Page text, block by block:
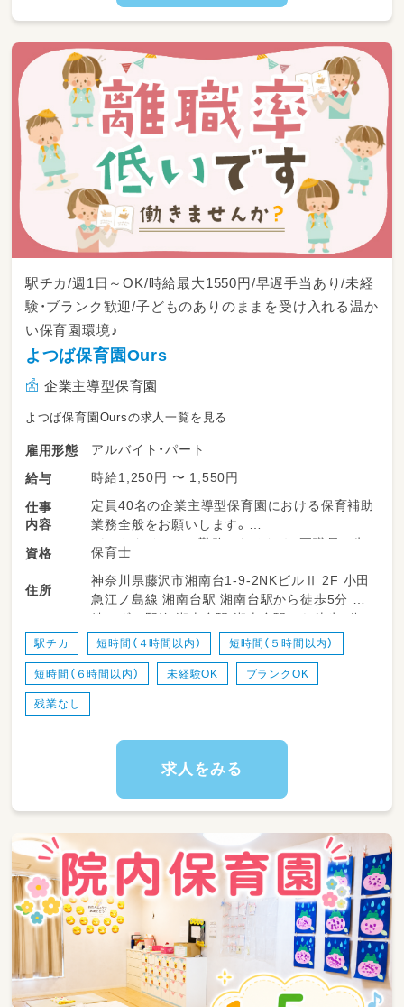
ます。
ッチボールなどボールあそびの他、ホットプレ
ートを
使用したおやつ作りを行い、みんなで輪になり
食べることも… 青空の元でピクニック気分を
味わいます。
＊児童の送迎
（範囲：藤沢市内／社用車：５〜７名乗りの普通
車）
＊レクリエーションの企画、運営
＊書類作成 等
＊入職後は先輩職員がついて、ＯＪＴにて指導
いたします。
駅チカ/週1日～OK/時給最大1550円/早遅手当あり/未経
験・ブランク歓迎/子どものありのままを受け入れる温か
い保育園環境♪
よつば保育園Ours
企業主導型保育園
よつば保育園Oursの求人一覧を見る
雇用形態
アルバイト・パート
給与
時給1,250円 〜 1,550円
仕事
内容
定員40名の企業主導型保育園における保育補助
業務全般をお願いします。
パートタイムでの勤務となるため、正職員の先
生と協力しながら、できる範囲から少しずつお
仕事をお任せしていきます♪
れ、お見送り
・室内での自由遊びや戸外活動、お散歩時の安
心・安全な見守り
・トイレのサポートやオムツ替え、お着替えの際
のお手伝い
・お部屋の簡単な清掃、おもちゃの消毒など、清
・正職員の先生のサポート（絵本の読み聞かせの
補助や活動の準備など）
★日々の生活の中で子どもたちの成長をすぐ近
くで実感できる、やりがい十分なお仕事です！
資格 保育士
住所
神奈川県藤沢市湘南台1-9-2NKビルⅡ 2F 小田
急江ノ島線 湘南台駅 湘南台駅から徒歩5分 相
鉄いずみ野線 湘南台駅 湘南台駅から徒歩5分
ブルーライン 湘南台駅 湘南台駅から徒歩５分
駅チカ 短時間（４時間以内） 短時間（５時間以内）
短時間（６時間以内） 未経験OK ブランクOK
残業なし
求人をみる